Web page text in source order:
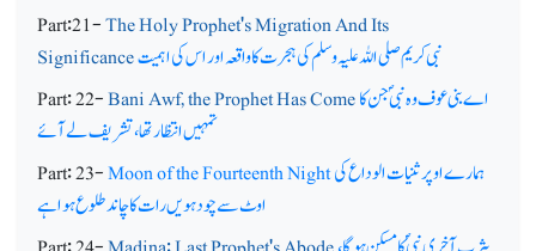
Part:21-The Holy Prophet's Migration And Its
Significanceنبی کریم صلی اللہ علیہ وسلم کی ہجرت کا واقعہ اور اس کی اہمیت
Part: 22-Bani Awf, the Prophet Has Comeاے بنی عوف وہ نبیؐ جن کا
تمہیں انتظار تھا، تشریف لے آئے
Part: 23-Moon of the Fourteenth Nightہمارے اوپر ثنیات الوداع کی
اوٹ سے چودہویں رات کا چاند طلوع ہوا ہے